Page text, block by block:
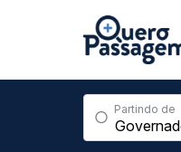
Partindo de